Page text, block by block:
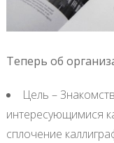
Теперь об
Цель –
интересующимися
сплочение